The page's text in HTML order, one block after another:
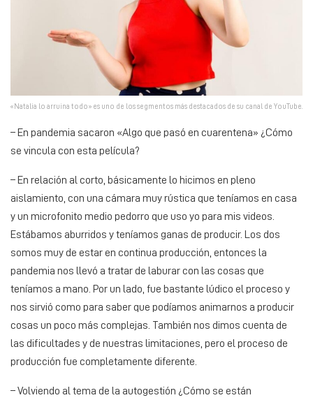
«Natalia lo arruina todo» es uno de los segmentos más destacados de su canal de YouTube.
– En pandemia sacaron «Algo que pasó en cuarentena» ¿Cómo
se vincula con esta película?
– En relación al corto, básicamente lo hicimos en pleno
aislamiento, con una cámara muy rústica que teníamos en casa
y un microfonito medio pedorro que uso yo para mis videos.
Estábamos aburridos y teníamos ganas de producir. Los dos
somos muy de estar en continua producción, entonces la
pandemia nos llevó a tratar de laburar con las cosas que
teníamos a mano. Por un lado, fue bastante lúdico el proceso y
nos sirvió como para saber que podíamos animarnos a producir
cosas un poco más complejas. También nos dimos cuenta de
las dificultades y de nuestras limitaciones, pero el proceso de
producción fue completamente diferente.
– Volviendo al tema de la autogestión ¿Cómo se están